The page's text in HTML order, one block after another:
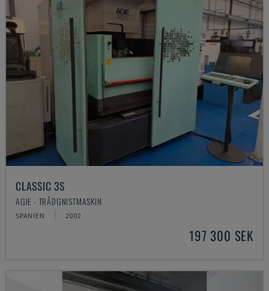
CLASSIC 3S
AGIE - TRÅDGNISTMASKIN
SPANIEN 2002
197 300 SEK